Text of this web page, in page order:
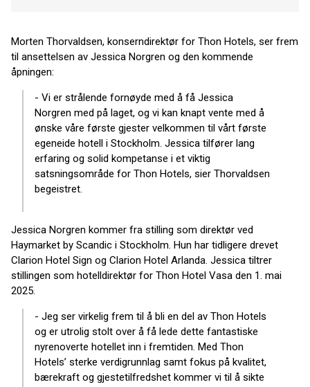
Morten Thorvaldsen, konserndirektør for Thon Hotels, ser frem
til ansettelsen av Jessica Norgren og den kommende
åpningen:
- Vi er strålende fornøyde med å få Jessica
Norgren med på laget, og vi kan knapt vente med å
ønske våre første gjester velkommen til vårt første
egeneide hotell i Stockholm. Jessica tilfører lang
erfaring og solid kompetanse i et viktig
satsningsområde for Thon Hotels, sier Thorvaldsen
begeistret.
Jessica Norgren kommer fra stilling som direktør ved
Haymarket by Scandic i Stockholm. Hun har tidligere drevet
Clarion Hotel Sign og Clarion Hotel Arlanda. Jessica tiltrer
stillingen som hotelldirektør for Thon Hotel Vasa den 1. mai
2025.
- Jeg ser virkelig frem til å bli en del av Thon Hotels
og er utrolig stolt over å få lede dette fantastiske
nyrenoverte hotellet inn i fremtiden. Med Thon
Hotels’ sterke verdigrunnlag samt fokus på kvalitet,
bærekraft og gjestetilfredshet kommer vi til å sikte